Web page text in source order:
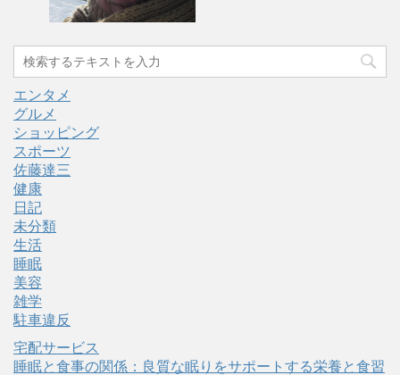
エンタメ
グルメ
ショッピング
スポーツ
佐藤達三
健康
日記
未分類
生活
睡眠
美容
雑学
駐車違反
宅配サービス
睡眠と食事の関係：良質な眠りをサポートする栄養と食習